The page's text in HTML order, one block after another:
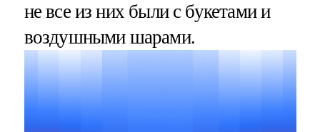
не все из них были с букетами и
воздушными шарами.